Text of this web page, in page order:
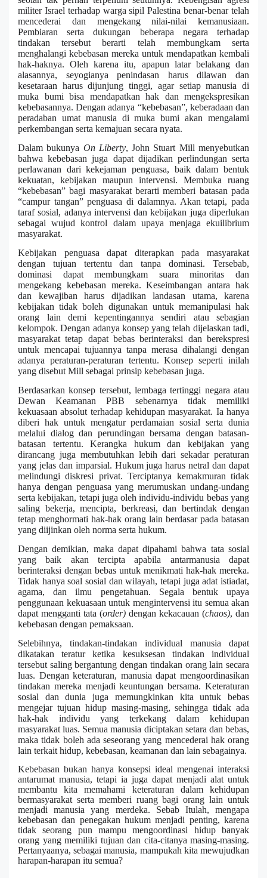
militer Israel terhadap warga sipil Palestina benar-benar telah
mencederai dan mengekang nilai-nilai kemanusiaan.
Pembiaran serta dukungan beberapa negara terhadap
tindakan tersebut berarti telah membungkam serta
menghalangi kebebasan mereka untuk mendapatkan kembali
hak-haknya. Oleh karena itu, apapun latar belakang dan
alasannya, seyogianya penindasan harus dilawan dan
kesetaraan harus dijunjung tinggi, agar setiap manusia di
muka bumi bisa mendapatkan hak dan mengekspresikan
kebebasannya. Dengan adanya “kebebasan”, keberadaan dan
peradaban umat manusia di muka bumi akan mengalami
perkembangan serta kemajuan secara nyata.
Dalam bukunya On Liberty, John Stuart Mill menyebutkan
bahwa kebebasan juga dapat dijadikan perlindungan serta
perlawanan dari kekejaman penguasa, baik dalam bentuk
kekuatan, kebijakan maupun intervensi. Membuka ruang
“kebebasan” bagi masyarakat berarti memberi batasan pada
“campur tangan” penguasa di dalamnya. Akan tetapi, pada
taraf sosial, adanya intervensi dan kebijakan juga diperlukan
sebagai wujud kontrol dalam upaya menjaga ekuilibrium
masyarakat.
Kebijakan penguasa dapat diterapkan pada masyarakat
dengan tujuan tertentu dan tanpa dominasi. Tersebab,
dominasi dapat membungkam suara minoritas dan
mengekang kebebasan mereka. Keseimbangan antara hak
dan kewajiban harus dijadikan landasan utama, karena
kebijakan tidak boleh digunakan untuk memanipulasi hak
orang lain demi kepentingannya sendiri atau sebagian
kelompok. Dengan adanya konsep yang telah dijelaskan tadi,
masyarakat tetap dapat bebas berinteraksi dan berekspresi
untuk mencapai tujuannya tanpa merasa dihalangi dengan
adanya peraturan-peraturan tertentu. Konsep seperti inilah
yang disebut Mill sebagai prinsip kebebasan juga.
Berdasarkan konsep tersebut, lembaga tertinggi negara atau
Dewan Keamanan PBB sebenarnya tidak memiliki
kekuasaan absolut terhadap kehidupan masyarakat. Ia hanya
diberi hak untuk mengatur perdamaian sosial serta dunia
melalui dialog dan perundingan bersama dengan batasan-
batasan tertentu. Kerangka hukum dan kebijakan yang
dirancang juga membutuhkan lebih dari sekadar peraturan
yang jelas dan imparsial. Hukum juga harus netral dan dapat
melindungi diskresi privat. Terciptanya kemakmuran tidak
hanya dengan penguasa yang merumuskan undang-undang
serta kebijakan, tetapi juga oleh individu-individu bebas yang
saling bekerja, mencipta, berkreasi, dan bertindak dengan
tetap menghormati hak-hak orang lain berdasar pada batasan
yang diijinkan oleh norma serta hukum.
Dengan demikian, maka dapat dipahami bahwa tata sosial
yang baik akan tercipta apabila antarmanusia dapat
berinteraksi dengan bebas untuk menikmati hak-hak mereka.
Tidak hanya soal sosial dan wilayah, tetapi juga adat istiadat,
agama, dan ilmu pengetahuan. Segala bentuk upaya
penggunaan kekuasaan untuk mengintervensi itu semua akan
dapat mengganti tata (order) dengan kekacauan (chaos), dan
kebebasan dengan pemaksaan.
Selebihnya, tindakan-tindakan individual manusia dapat
dikatakan teratur ketika kesuksesan tindakan individual
tersebut saling bergantung dengan tindakan orang lain secara
luas. Dengan keteraturan, manusia dapat mengoordinasikan
tindakan mereka menjadi keuntungan bersama. Keteraturan
sosial dan dunia juga memungkinkan kita untuk bebas
mengejar tujuan hidup masing-masing, sehingga tidak ada
hak-hak individu yang terkekang dalam kehidupan
masyarakat luas. Semua manusia diciptakan setara dan bebas,
maka tidak boleh ada seseorang yang mencederai hak orang
lain terkait hidup, kebebasan, keamanan dan lain sebagainya.
Kebebasan bukan hanya konsepsi ideal mengenai interaksi
antarumat manusia, tetapi ia juga dapat menjadi alat untuk
membantu kita memahami keteraturan dalam kehidupan
bermasyarakat serta memberi ruang bagi orang lain untuk
menjadi manusia yang merdeka. Sebab Itulah, mengapa
kebebasan dan penegakan hukum menjadi penting, karena
tidak seorang pun mampu mengoordinasi hidup banyak
orang yang memiliki tujuan dan cita-citanya masing-masing.
Pertanyaanya, sebagai manusia, mampukah kita mewujudkan
harapan-harapan itu semua?